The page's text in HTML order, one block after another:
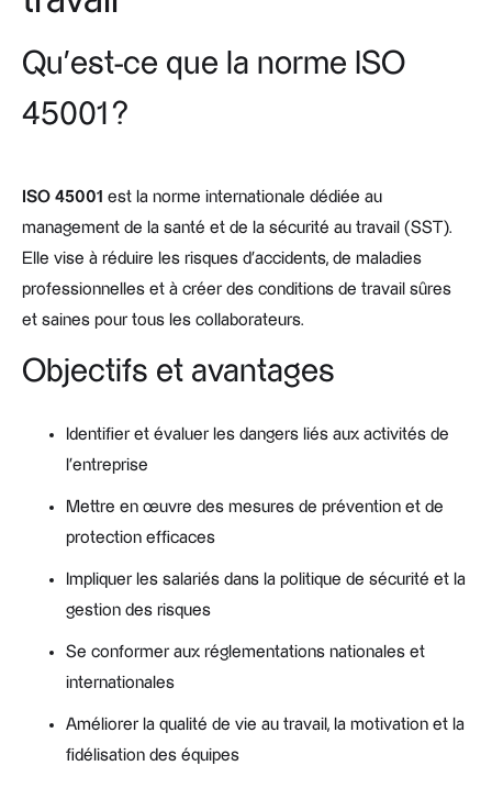
Qu’est-ce que la norme ISO
45001 ?
ISO 45001 est la norme internationale dédiée au
management de la santé et de la sécurité au travail (SST).
Elle vise à réduire les risques d’accidents, de maladies
professionnelles et à créer des conditions de travail sûres
et saines pour tous les collaborateurs.
Objectifs et avantages
Identifier et évaluer les dangers liés aux activités de
l’entreprise
Mettre en œuvre des mesures de prévention et de
protection efficaces
Impliquer les salariés dans la politique de sécurité et la
gestion des risques
Se conformer aux réglementations nationales et
internationales
Améliorer la qualité de vie au travail, la motivation et la
fidélisation des équipes